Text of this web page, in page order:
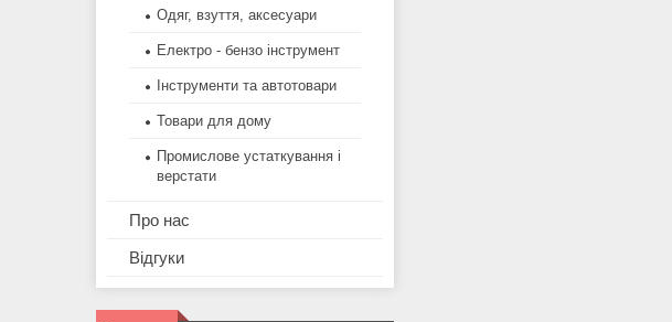
Одяг, взуття, аксесуари
Електро - бензо інструмент
Інструменти та автотовари
Товари для дому
Промислове устаткування і
верстати
Про нас
Відгуки